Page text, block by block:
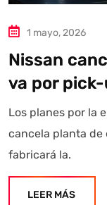
1 mayo, 2026
Nissan
va por
Los planes por la
cancela planta de
fabricará la.
LEER MÁS
buscando? "Este